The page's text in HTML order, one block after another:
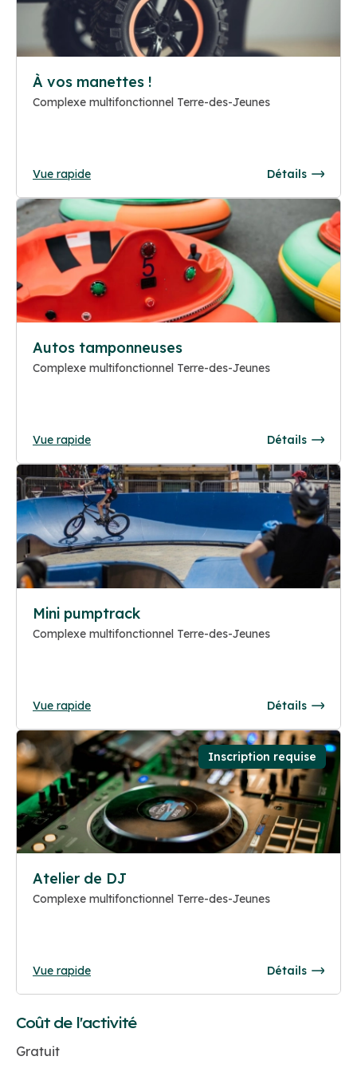
À vos manettes !
Complexe multifonctionnel Terre-des-Jeunes
Vue rapide Détails
Autos tamponneuses
Complexe multifonctionnel Terre-des-Jeunes
Vue rapide Détails
Mini pumptrack
Complexe multifonctionnel Terre-des-Jeunes
Vue rapide Détails
Inscription requise
Atelier de DJ
Complexe multifonctionnel Terre-des-Jeunes
Vue rapide Détails
Coût de l'activité
Gratuit